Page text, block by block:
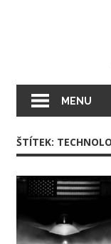
MENU
ŠTÍTEK: